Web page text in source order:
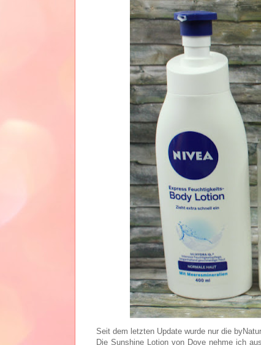
Seit dem letzten Update wurde nur die
Die Sunshine Lotion von Dove nehme ich